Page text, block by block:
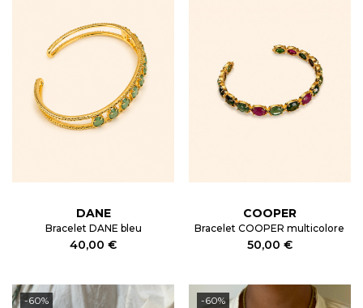
DANE
Bracelet DANE bleu
40,00 €
COOPER
Bracelet COOPER multicolore
50,00 €
-60% -60%